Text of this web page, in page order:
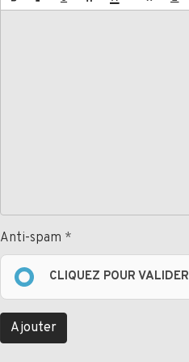
Anti-spam
CLIQUEZ POUR VALIDER
Ajouter